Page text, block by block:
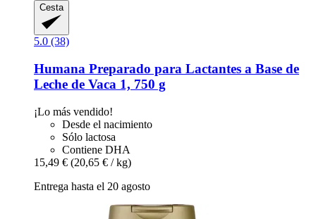
Cesta
5.0 (38)
Humana Preparado para Lactantes a Base de
Leche de Vaca 1, 750 g
¡Lo más vendido!
Desde el nacimiento
Sólo lactosa
Contiene DHA
15,49 € (20,65 € / kg)
Entrega hasta el 20 agosto